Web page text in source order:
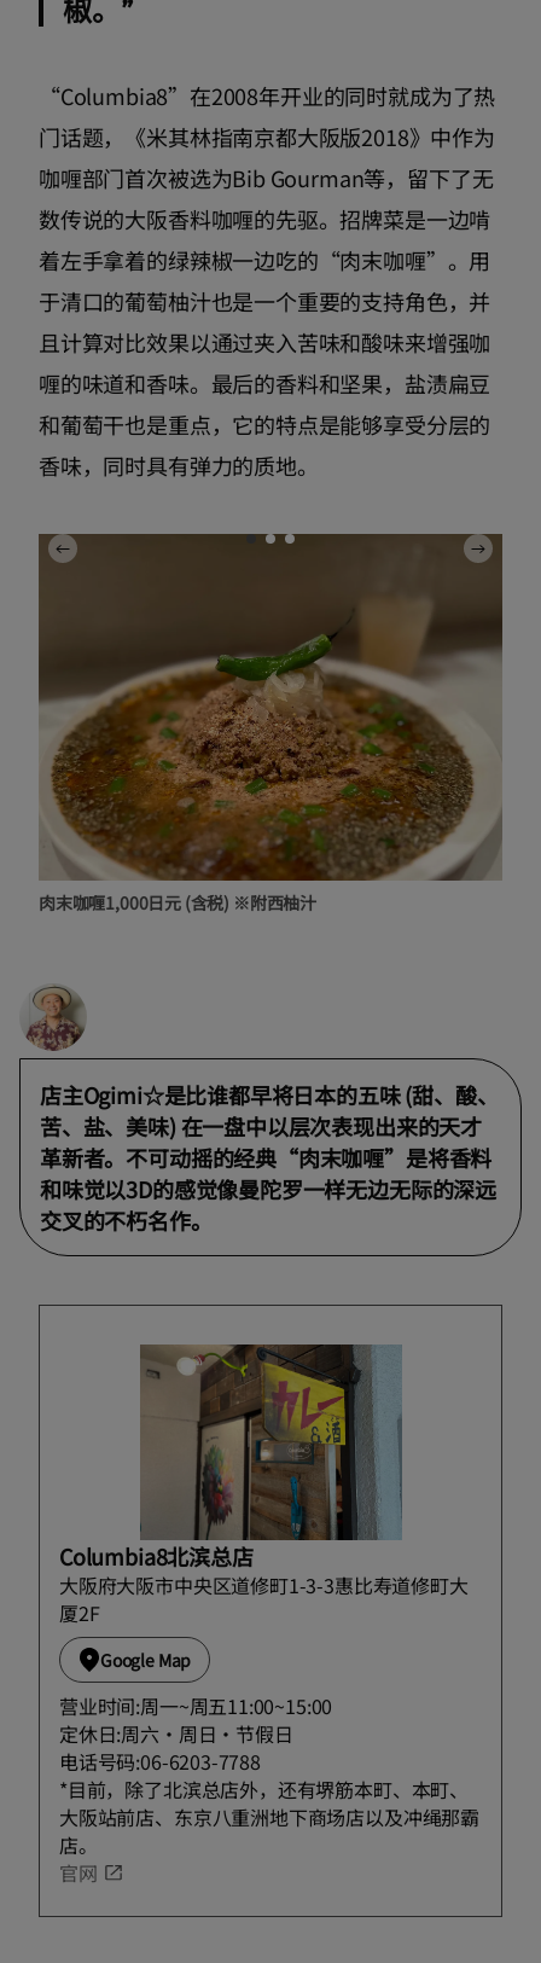
椒。”
“Columbia8”在2008年开业的同时就成为了热
门话题，《米其林指南京都大阪版2018》中作为
咖喱部门首次被选为Bib Gourman等，留下了无
数传说的大阪香料咖喱的先驱。招牌菜是一边啃
着左手拿着的绿辣椒一边吃的“肉末咖喱”。用
于清口的葡萄柚汁也是一个重要的支持角色，并
且计算对比效果以通过夹入苦味和酸味来增强咖
喱的味道和香味。最后的香料和坚果，盐渍扁豆
和葡萄干也是重点，它的特点是能够享受分层的
香味，同时具有弹力的质地。
肉末咖喱1,000日元 (含税) ※附西柚汁
店主Ogimi☆是比谁都早将日本的五味 (甜、酸、
苦、盐、美味) 在一盘中以层次表现出来的天才
革新者。不可动摇的经典“肉末咖喱”是将香料
和味觉以3D的感觉像曼陀罗一样无边无际的深远
交叉的不朽名作。
Columbia8北滨总店
大阪府大阪市中央区道修町1-3-3惠比寿道修町大
厦2F
Google Map
营业时间:周一~周五11:00~15:00
定休日:周六・周日・节假日
电话号码:06-6203-7788
*目前，除了北滨总店外，还有堺筋本町、本町、
大阪站前店、东京八重洲地下商场店以及冲绳那霸
店。
官网